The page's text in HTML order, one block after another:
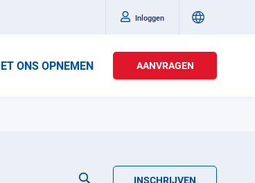
Inloggen
ONS OPNEMEN AANVRAGEN
INSCHRIJVEN